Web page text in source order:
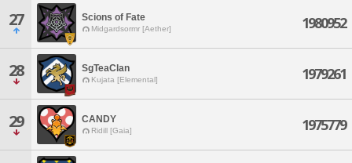
27 Scions of Fate
Midgardsormr [Aether] 1980952
28 SgTeaClan
Kujata [Elemental] 1979261
29 CANDY
Ridill [Gaia] 1975779